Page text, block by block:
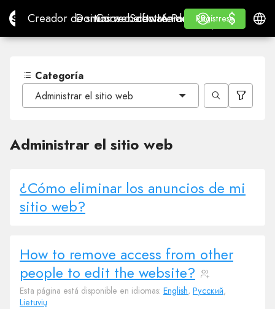
Site.proCreador de sitios web con IA
Creador de sitios web con IA
Dominios
Dominios
Correo electrónico
Correo electrónico
Software de contabilidad
Software de contabilidad
Para
Para Revendedores
MARCA BLANCA
Aprender
Aprender
Regístrese
Regístrese
Inicio de sesión
$
$
Categoría
Administrar el sitio web
Administrar el sitio web
¿Cómo eliminar los anuncios de mi
sitio web?
How to remove access from other
people to edit the website?
Esta página está disponible en idiomas: English, Русский,
Lietuvių